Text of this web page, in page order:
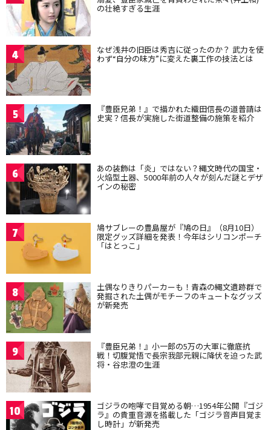
の壮絶すぎる生涯
4 なぜ浅井の旧臣は秀吉に従ったのか？ 武力を使
わず“自分の味方”に変えた裏工作の技法とは
5 『豊臣兄弟！』で描かれた織田信長の道普請は
史実？信長が実施した街道整備の施策を紹介
6 あの装飾は「炎」ではない？縄文時代の国宝・
火焔型土器、5000年前の人々が刻んだ謎とデザ
インの秘密
7 鳩サブレーの豊島屋が『鳩の日』（8月10日）
限定グッズ詳細を発表！今年はシリコンポーチ
「はとっこ」
8 土偶なりきりパーカーも！青森の縄文遺跡群で
発掘された土偶がモチーフのキュートなグッズ
が新発売
9 『豊臣兄弟！』小一郎の5万の大軍に徹底抗
戦！切腹覚悟で長宗我部元親に降伏を迫った武
将・谷忠澄の生涯
10 ゴジラの咆哮で目覚める朝…1954年公開『ゴジ
ラ』の貴重音源を搭載した「ゴジラ音声目覚ま
し時計」が新発売